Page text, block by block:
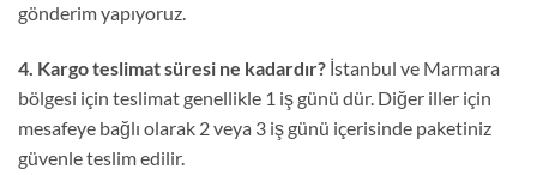
gönderim yapıyoruz.
4. Kargo teslimat süresi ne kadardır? İstanbul ve Marmara
bölgesi için teslimat genellikle 1 iş günü dür. Diğer iller için
mesafeye bağlı olarak 2 veya 3 iş günü içerisinde paketiniz
güvenle teslim edilir.